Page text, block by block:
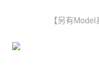
【另有